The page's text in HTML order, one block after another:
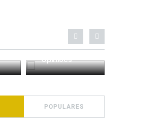
Análises
POPULARES